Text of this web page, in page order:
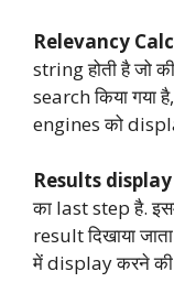
Relevancy
string होती है जो
search किया
engines को
Results display
का last step है.
result दिखाया
में display करने